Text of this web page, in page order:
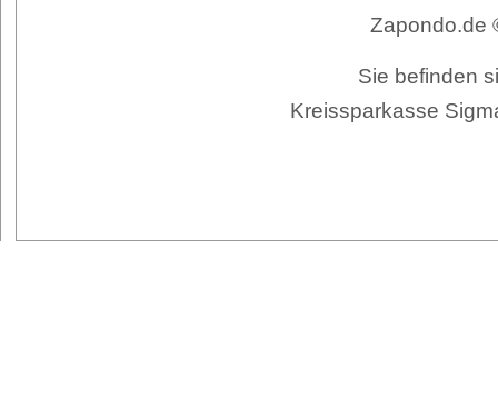
Zapondo.de
Sie befinden
Kreissparkasse